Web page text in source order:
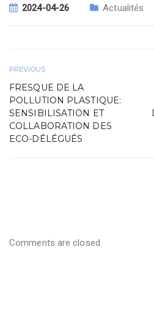
2024-04-26 Actualités
PREVIOUS
FRESQUE DE LA
POLLUTION PLASTIQUE:
SENSIBILISATION ET
COLLABORATION DES
ECO-DÉLÉGUÉS
Comments are closed.